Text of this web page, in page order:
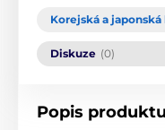
Korejská a
Diskuze (0)
Popis produktu